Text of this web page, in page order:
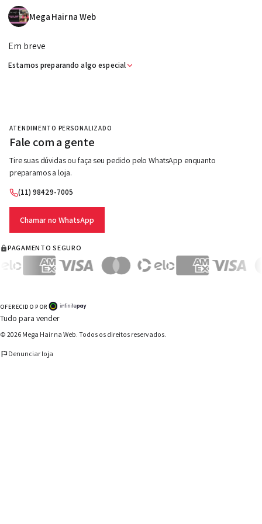
Mega Hair na Web -
Mega Hair na Web
Em breve
Estamos preparando algo especial
ATENDIMENTO PERSONALIZADO
Fale com a gente
Tire suas dúvidas ou faça seu pedido pelo WhatsApp enquanto
preparamos a loja.
(11) 98429-7005
Chamar no WhatsApp
PAGAMENTO SEGURO
Aceitamos Visa, Mastercard, Elo, American
OFERECIDO POR
Tudo para vender
© 2026 Mega Hair na Web. Todos os direitos reservados.
flag Denunciar loja